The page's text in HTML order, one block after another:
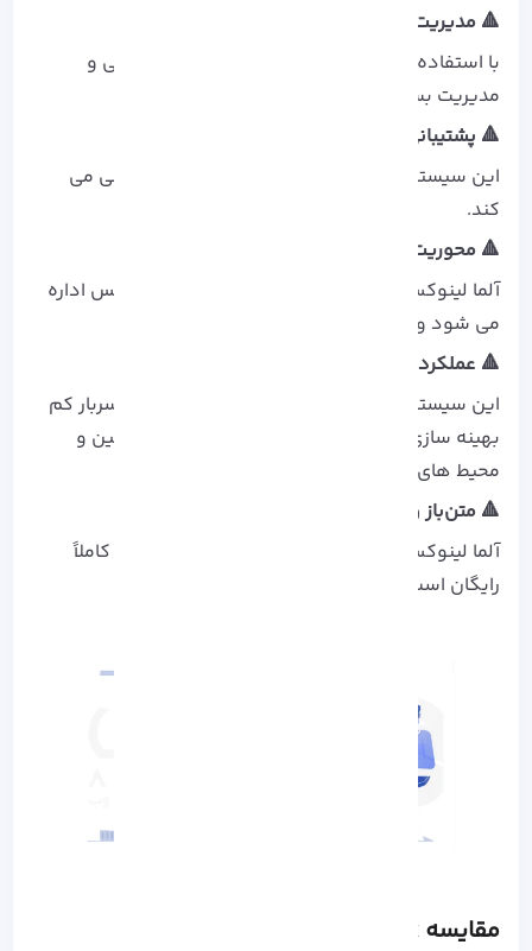
🔺 مدیریت بسته‌ های سازمانی:
با استفاده از RPM و YUM/DNF، نصب، به‌ روزرسانی و
مدیریت بسته‌ های نرم‌ افزاری آسان می‌ شود.
🔺 پشتیبانی سخت‌ افزار و معماری:
این سیستم‌ عامل از معماری‌ های مختلفی پشتیبانی می‌
کند.
🔺 محوریت جامعه:
آلما لینوکس توسط بنیاد سیستم‌ عامل آلما لینوکس اداره
می‌ شود و مشارکت جامعه را تشویق می‌ کند.
🔺 عملکرد:
این سیستم‌ عامل برای استفاده بهینه از منابع و سربار کم
بهینه‌ سازی شده است که برای بار های کاری سنگین و
محیط‌ های ابری مناسب است.
🔺 متن‌باز و رایگان:
آلما لینوکس برای دانلود، استفاده، تغییر و توزیع کاملاً
رایگان است و هیچ هزینه مجوزی ندارد.
مقایسه Rocky Linux یا AlmaLinux